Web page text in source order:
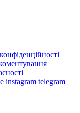
instagram telegram